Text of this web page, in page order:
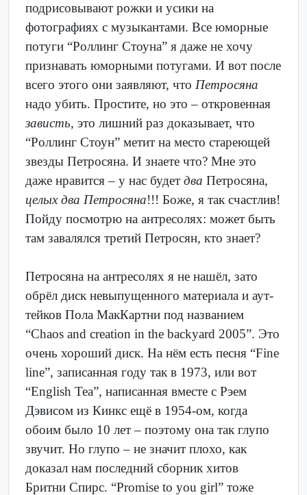
подрисовывают рожки и усики на
фотографиях с музыкантами. Все юморные
потуги “Роллинг Стоуна” я даже не хочу
признавать юморными потугами. И вот после
всего этого они заявляют, что Петросяна
надо убить. Простите, но это – откровенная
зависть, это лишний раз доказывает, что
“Роллинг Стоун” метит на место стареющей
звезды Петросяна. И знаете что? Мне это
даже нравится – у нас будет два Петросяна,
целых два Петросяна!!! Боже, я так счастлив!
Пойду посмотрю на антресолях: может быть
там завалялся третий Петросян, кто знает?
Петросяна на антресолях я не нашёл, зато
обрёл диск невыпущенного материала и аут-
тейков Пола МакКартни под названием
“Chaos and creation in the backyard 2005”. Это
очень хороший диск. На нём есть песня “Fine
line”, записанная году так в 1973, или вот
“English Tea”, написанная вместе с Рэем
Дэвисом из Кинкс ещё в 1954-ом, когда
обоим было 10 лет – поэтому она так глупо
звучит. Но глупо – не значит плохо, как
доказал нам последний сборник хитов
Бритни Спирс. “Promise to you girl” тоже